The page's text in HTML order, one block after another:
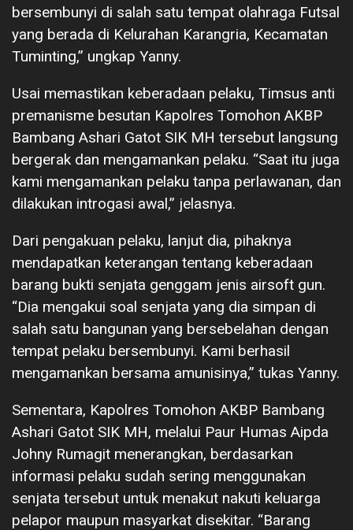
bersembunyi di salah satu tempat olahraga Futsal
yang berada di Kelurahan Karangria, Kecamatan
Tuminting,” ungkap Yanny.
Usai memastikan keberadaan pelaku, Timsus anti
premanisme besutan Kapolres Tomohon AKBP
Bambang Ashari Gatot SIK MH tersebut langsung
bergerak dan mengamankan pelaku. “Saat itu juga
kami mengamankan pelaku tanpa perlawanan, dan
dilakukan introgasi awal,” jelasnya.
Dari pengakuan pelaku, lanjut dia, pihaknya
mendapatkan keterangan tentang keberadaan
barang bukti senjata genggam jenis airsoft gun.
“Dia mengakui soal senjata yang dia simpan di
salah satu bangunan yang bersebelahan dengan
tempat pelaku bersembunyi. Kami berhasil
mengamankan bersama amunisinya,” tukas Yanny.
Sementara, Kapolres Tomohon AKBP Bambang
Ashari Gatot SIK MH, melalui Paur Humas Aipda
Johny Rumagit menerangkan, berdasarkan
informasi pelaku sudah sering menggunakan
senjata tersebut untuk menakut nakuti keluarga
pelapor maupun masyarkat disekitar. “Barang